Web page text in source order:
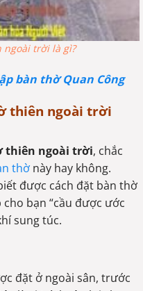
ngoài trời là gì?
bàn thờ Quan Công
thiên ngoài trời
thiên ngoài trời, chắc
thờ này hay không.
được cách đặt bàn thờ
bạn “cầu được ước
sung túc.
đặt ở ngoài sân, trước